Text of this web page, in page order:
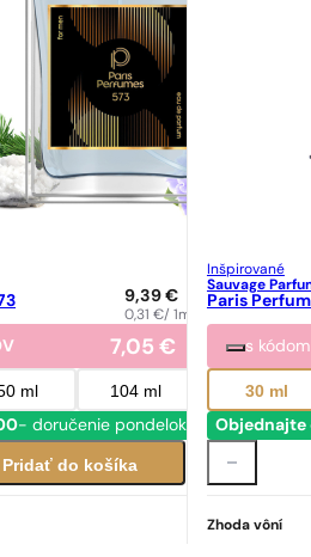
9,39€
0,31€/ 1ml
7,05€
ml 104 ml
- doručenie pondelok
Pridať do košíka
Inšpirované
Sauvage
Paris
s
30 ml
Zhoda vôní